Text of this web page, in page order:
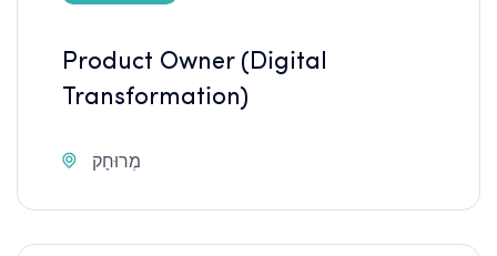
Product Owner (Digital
Transformation)
מְרוּחָק